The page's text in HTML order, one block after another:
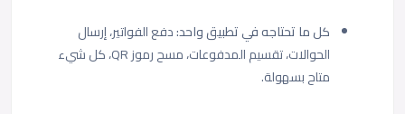
كل ما تحتاجه في تطبيق واحد:دفع الفواتير، إرسال
الحوالات، تقسيم المدفوعات، مسح رموز QR، كل شيء
متاح بسهولة.